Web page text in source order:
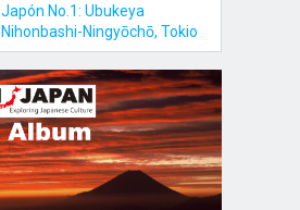
Japón No.1: Ubukeya
Nihonbashi-Ningyōchō, Tokio